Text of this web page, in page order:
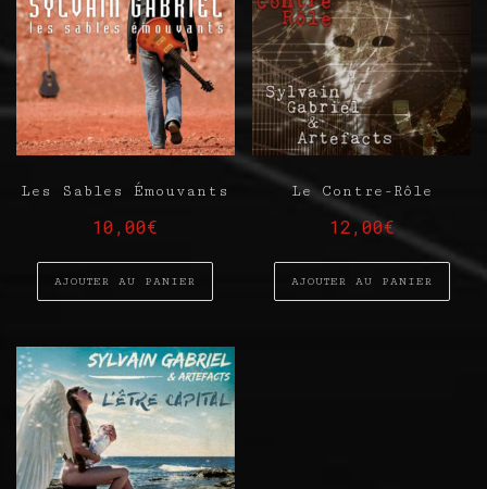
Les Sables Émouvants
10,00€
AJOUTER AU PANIER
Le Contre-Rôle
12,00€
AJOUTER AU PANIER